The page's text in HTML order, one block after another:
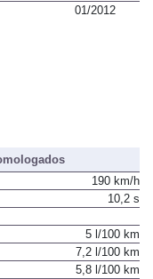
01/2012
190 km/h
10,2 s
5 l/100 km
7,2 l/100 km
5,8 l/100 km